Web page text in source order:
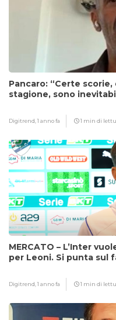
Pancaro: “Certe
stagione, sono
Digitrend,1 anno fa 1 min di
MERCATO – L’Inter
per Leoni. Si punta sul
Digitrend,1 anno fa 1 min di